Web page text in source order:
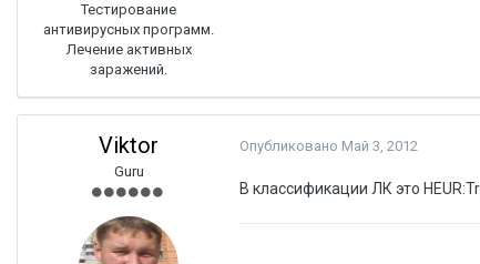
Тестирование
антивирусных программ.
Лечение активных
заражений.
Viktor
Guru
Опубликовано Май 3, 2012
В классификации ЛК это